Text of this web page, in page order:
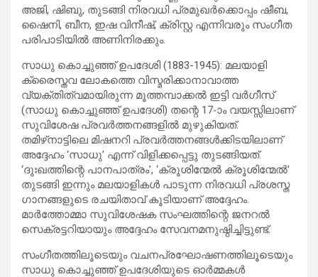
അജി, ഷിബു, തുടങ്ങി നിരവധി പ്രമുഖർക്കൊപ്പം ഷീബ,
ഷൈനി, ബീന, ഇഷ വിനീഷ്, ക്രിസ്റ്റ എന്നിവരും സംഗീത
പരിപാടിയിൽ അണിനിരക്കും.
സാധു കൊച്ചുഞ്ഞ് ഉപദേശി (1883-1945): മലയാളി
ക്രൈസ്തവ ലോകത്തെ വിസ്മരിക്കാനാവാത്ത
വ്യക്തിത്വമായിരുന്ന മൂത്തമ്പാക്കൽ ഇട്ടി വർഗീസ്
(സാധു കൊച്ചുഞ്ഞ് ഉപദേശി) തന്റെ 17-ാം വയസ്സിലാണ്
സുവിശേഷ പ്രവർത്തനങ്ങളിൽ മുഴുകിയത്.
തമിഴ്‌നാട്ടിലെ മിഷനറി പ്രവർത്തനങ്ങൾക്കിടയിലാണ്
അദ്ദേഹം ‘സാധു’ എന്ന് വിളിക്കപ്പെട്ടു തുടങ്ങിയത്.
‘ദുഃഖത്തിന്റെ പാനപാത്രം’, ‘ക്രൂശിന്മേൽ ക്രൂശിന്മേൽ’
തുടങ്ങി ഇന്നും മലയാളികൾ പാടുന്ന നിരവധി പ്രശസ്ത
ഗാനങ്ങളുടെ രചയിതാവ് കൂടിയാണ് അദ്ദേഹം.
മാർത്തോമ്മാ സുവിശേഷക സംഘത്തിന്റെ ജനറൽ
സെക്രട്ടറിയായും അദ്ദേഹം സേവനമനുഷ്ഠിച്ചിട്ടുണ്ട്.
സംഗീതത്തിലൂടെയും വചനപ്രഘോഷണത്തിലൂടെയും
സാധു കൊച്ചുഞ്ഞ് ഉപദേശിയുടെ ഓർമ്മകൾ